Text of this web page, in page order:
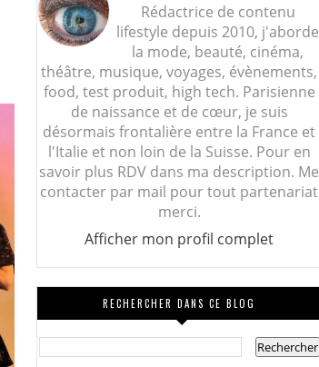
Rédactrice de contenu
lifestyle depuis 2010, j'aborde
la mode, beauté, cinéma,
théâtre, musique, voyages, évènements,
food, test produit, high tech. Parisienne
de naissance et de cœur, je suis
désormais frontalière entre la France et
l'Italie et non loin de la Suisse. Pour en
savoir plus RDV dans ma description. Me
contacter par mail pour tout partenariat
merci.
Afficher mon profil complet
RECHERCHER DANS CE BLOG